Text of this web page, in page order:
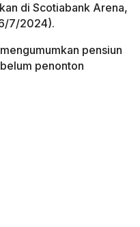
di Scotiabank Arena,
7/2024).
pensiun
penonton